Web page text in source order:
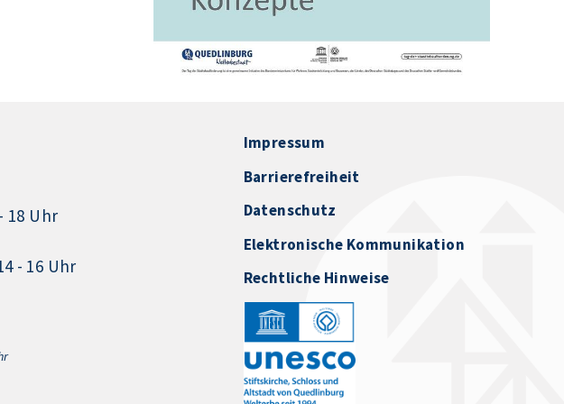
18 Uhr
- 16 Uhr
Impressum
Barrierefreiheit
Datenschutz
Elektronische Kommunikation
Rechtliche Hinweise